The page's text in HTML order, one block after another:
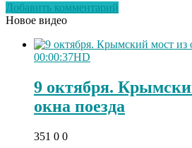
Добавить комментарий
Новое видео
00:00:37HD
9 октября.
окна поезда
351 0 0